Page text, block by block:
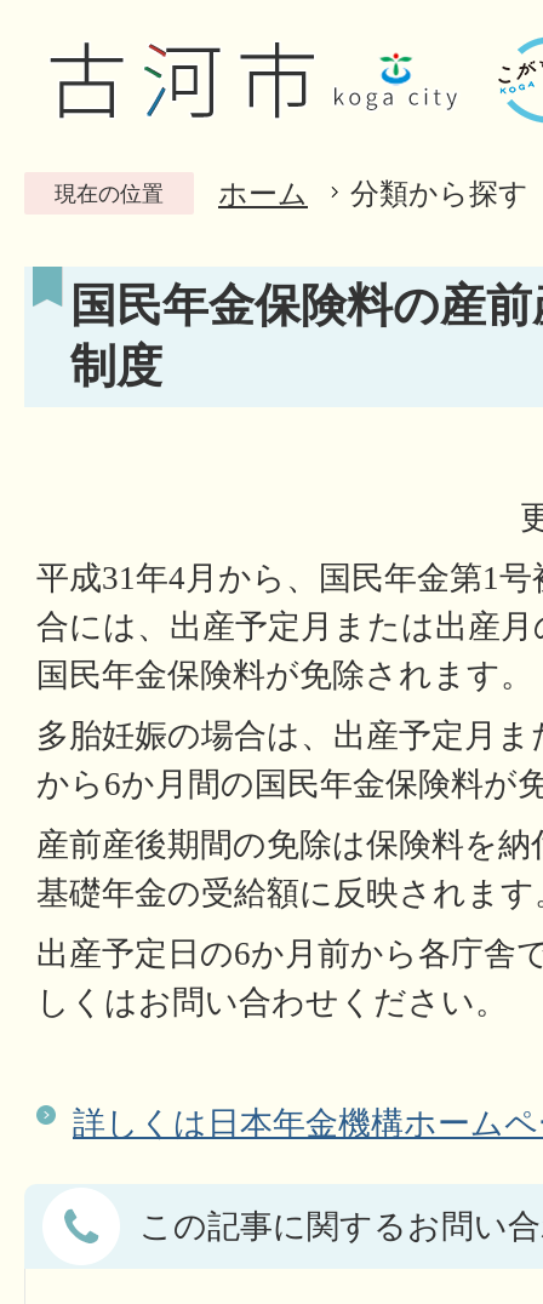
現在の位置 ホーム 分類から探す
国民年金保険料の産
制度
平成31年4月から、国民年金第1
合には、出産予定月または出産
国民年金保険料が免除されます。
多胎妊娠の場合は、出産予定月
から6か月間の国民年金保険料が
産前産後期間の免除は保険料を
基礎年金の受給額に反映されます
出産予定日の6か月前から各庁舎
しくはお問い合わせください。
詳しくは日本年金機構ホーム
この記事に関するお問い